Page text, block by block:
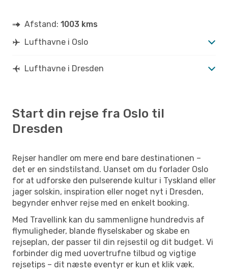
Afstand: 1003 kms
Lufthavne i Oslo
Lufthavne i Dresden
Start din rejse fra Oslo til
Dresden
Rejser handler om mere end bare destinationen –
det er en sindstilstand. Uanset om du forlader Oslo
for at udforske den pulserende kultur i Tyskland eller
jager solskin, inspiration eller noget nyt i Dresden,
begynder enhver rejse med en enkelt booking.
Med Travellink kan du sammenligne hundredvis af
flymuligheder, blande flyselskaber og skabe en
rejseplan, der passer til din rejsestil og dit budget. Vi
forbinder dig med uovertrufne tilbud og vigtige
rejsetips – dit næste eventyr er kun et klik væk.